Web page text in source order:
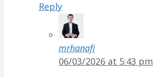
Reply
mrhanafi
06/03/2026 at 5:43 pm